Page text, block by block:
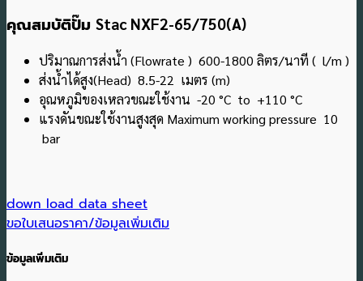
คุณสมบัติปั๊ม Stac NXF2-65/750(A)
ปริมาณการส่งน้ำ (Flowrate ) 600-1800 ลิตร/นาที ( l/m )
ส่งน้ำได้สูง(Head) 8.5-22 เมตร (m)
อุณหภูมิของเหลวขณะใช้งาน -20 °C to +110 °C
แรงดันขณะใช้งานสูงสุด Maximum working pressure 10
bar
down load data sheet
ขอใบเสนอราคา/ข้อมูลเพิ่มเติม
ข้อมูลเพิ่มเติม